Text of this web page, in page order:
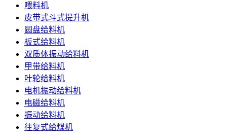
喂料机
皮带式斗式提升机
圆盘给料机
板式给料机
双质体振动给料机
甲带给料机
叶轮给料机
电机振动给料机
电磁给料机
振动给料机
往复式给煤机